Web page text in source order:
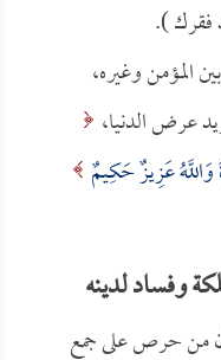
فقرك ).
المؤمن وغيره،
عرض الدنيا،
عَزِيزٌ حَكِيمٌ
وفساد لدينه
أن من حرص على جمع